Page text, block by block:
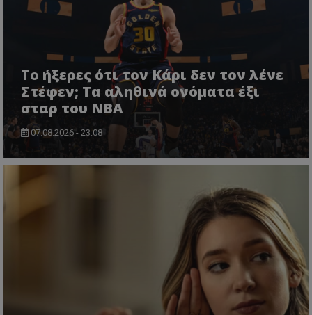
Το ήξερες ότι τον Κάρι δεν τον λένε
Στέφεν; Τα αληθινά ονόματα έξι
σταρ του NBA
07.08.2026 - 23:08